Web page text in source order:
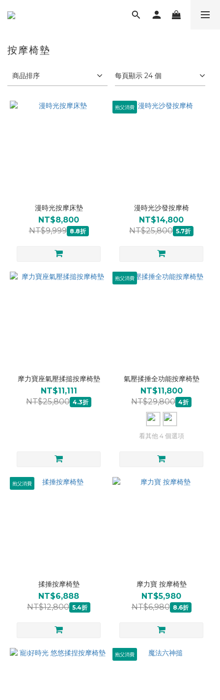
按摩椅墊
商品排序 每頁顯示 24 個
漫時光按摩床墊
NT$8,800
NT$9,999 8.8折
抱父消費
漫時光沙發按摩椅
NT$14,800
NT$25,800 5.7折
摩力寶座氣壓揉搥按摩椅墊
NT$11,111
NT$25,800 4.3折
抱父消費
氣壓揉捶全功能按摩椅墊
NT$11,800
NT$29,800 4折
看其他 4 個選項
抱父消費
揉捶按摩椅墊
NT$6,888
NT$12,800 5.4折
摩力寶 按摩椅墊
NT$5,980
NT$6,980 8.6折
抱父消費